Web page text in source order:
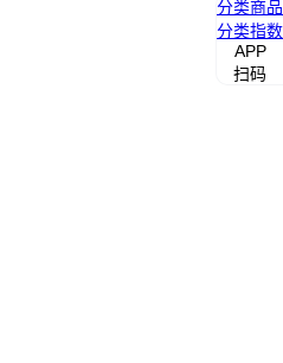
分类商品
分类指数
APP
扫码